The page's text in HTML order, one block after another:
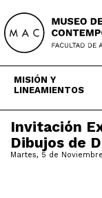
content
MISIÓN Y
LINEAMIENTOS
Invitación
Dibujos de
Martes, 5 de